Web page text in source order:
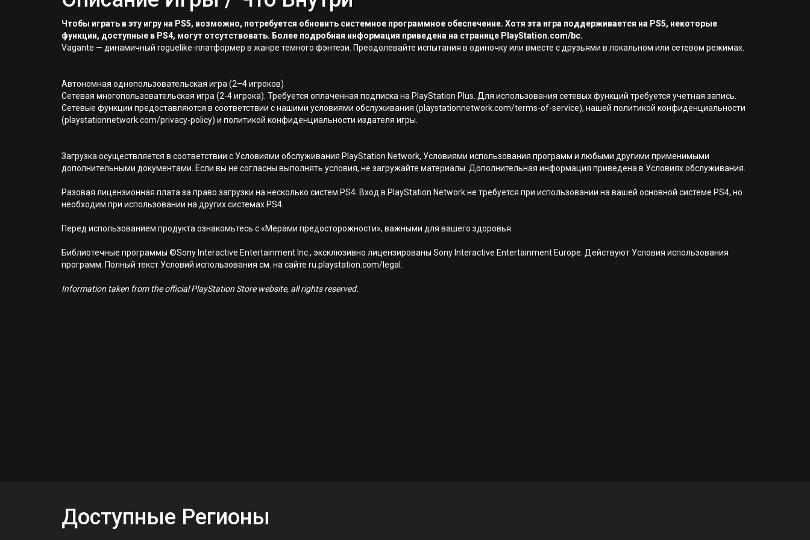
Чтобы играть в эту игру на PS5, возможно, потребуется обновить системное программное обеспечение. Хотя эта игра поддерживается на PS5, некоторые
функции, доступные в PS4, могут отсутствовать. Более подробная информация приведена на странице PlayStation.com/bc.
Vagante — динамичный roguelike-платформер в жанре темного фэнтези. Преодолевайте испытания в одиночку или вместе с друзьями в локальном или сетевом режимах.
Автономная однопользовательская игра (2–4 игроков)
Сетевая многопользовательская игра (2-4 игрока). Требуется оплаченная подписка на PlayStation Plus. Для использования сетевых функций требуется учетная запись.
Сетевые функции предоставляются в соответствии с нашими условиями обслуживания (playstationnetwork.com/terms-of-service), нашей политикой конфиденциальности
(playstationnetwork.com/privacy-policy) и политикой конфиденциальности издателя игры.
Загрузка осуществляется в соответствии с Условиями обслуживания PlayStation Network, Условиями использования программ и любыми другими применимыми
дополнительными документами. Если вы не согласны выполнять условия, не загружайте материалы. Дополнительная информация приведена в Условиях обслуживания.
Разовая лицензионная плата за право загрузки на несколько систем PS4. Вход в PlayStation Network не требуется при использовании на вашей основной системе PS4, но
необходим при использовании на других системах PS4.
Перед использованием продукта ознакомьтесь с «Мерами предосторожности», важными для вашего здоровья.
Библиотечные программы ©Sony Interactive Entertainment Inc., эксклюзивно лицензированы Sony Interactive Entertainment Europe. Действуют Условия использования
программ. Полный текст Условий использования см. на сайте ru.playstation.com/legal.
Information taken from the official PlayStation Store website, all rights reserved.
Доступные Регионы